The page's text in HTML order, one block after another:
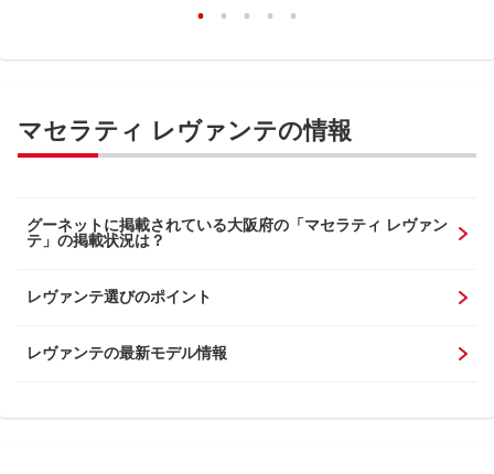
マセラティ レヴァンテの情報
グーネットに掲載されている大阪府の「マセラティ レヴァン
テ」の掲載状況は？
レヴァンテ選びのポイント
レヴァンテの最新モデル情報